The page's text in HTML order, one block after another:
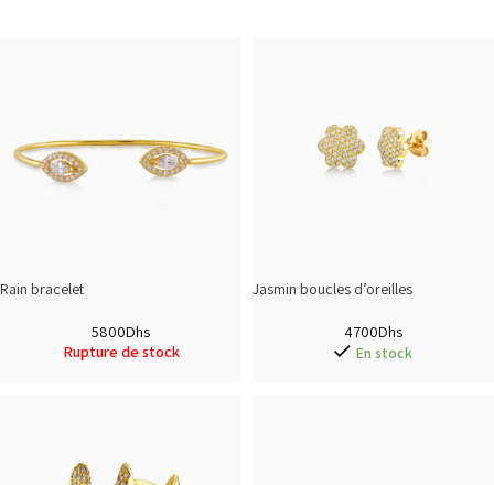
Rain bracelet
5800Dhs
Rupture de stock
Jasmin boucles d’oreilles
4700Dhs
En stock